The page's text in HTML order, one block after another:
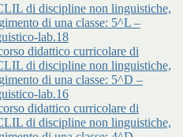
di discipline non linguistiche,
di una classe: 5^L –
lab.18
didattico curricolare di
di discipline non linguistiche,
di una classe: 5^D –
lab.16
didattico curricolare di
di discipline non linguistiche,